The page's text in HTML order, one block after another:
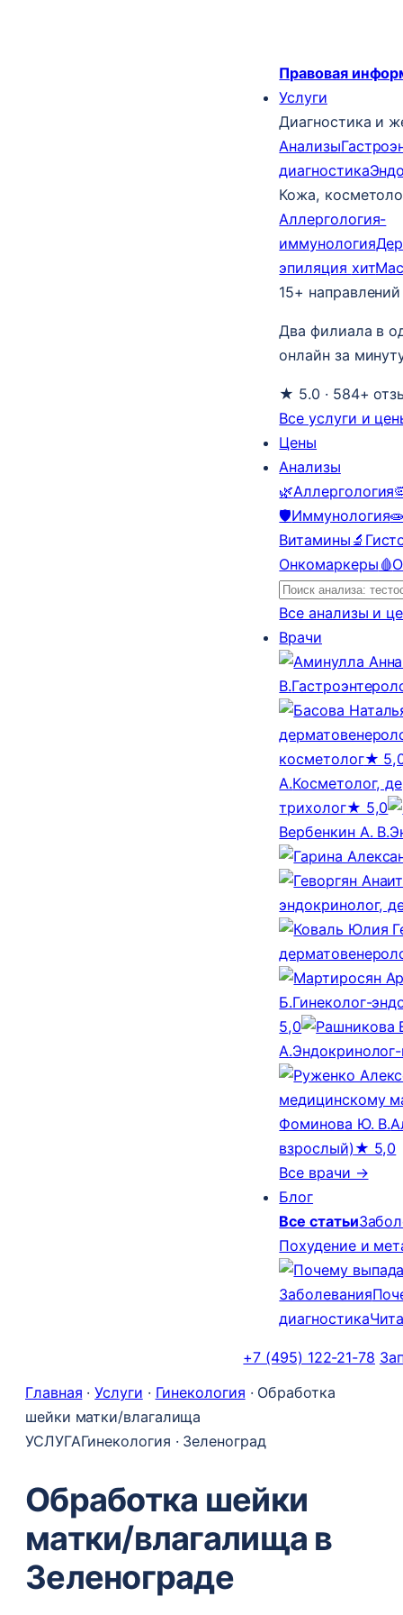
Правовая
Услуги
Диагностика и
Анализы
диагностика
Кожа,
Аллергология-
иммунология
эпиляция хит
15+
Два филиала в
онлайн за
★ 5.0 · 584+
Все услуги и
Цены
Анализы
🌿Аллергология
🛡️Иммунология
Витамины 🔬
Онкомаркеры 🩸
Все анализы и
Врачи
В.
косметолог★
А.Косметолог,
трихолог★ 5,0
Вербенкин А. В.
эндокринолог,
Б.Гинеколог-
5,0
А.
медицинскому
Фоминова Ю. В.
взрослый) ★ 5,0
Все врачи →
Блог
Все статьи
Похудение и
Заболевания
диагностика
+7 (495) 122-21-78
Главная ·Услуги · Гинекология · Обработка
шейки матки/влагалища
УСЛУГАГинекология · Зеленоград
Обработка шейки
матки/влагалища в
Зеленограде